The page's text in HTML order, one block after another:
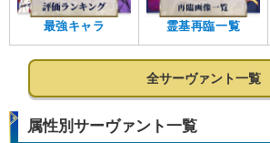
最強キャラ 霊基再臨一覧
全サーヴァント一覧
属性別サーヴァント一覧